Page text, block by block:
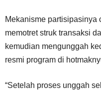
Mekanisme partisipasinya
memotret struk transaksi
kemudian mengunggah
resmi program di
“Setelah proses unggah